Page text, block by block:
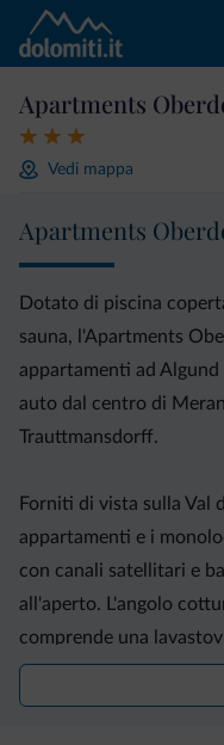
Apartments
Vedi mappa
Apartments
Dotato di piscina
sauna, l'Apartments
appartamenti ad
auto dal centro di
Trauttmansdorff.
Forniti di vista sulla Val
appartamenti e i
con canali satellitari e
all'aperto. L'angolo
comprende una
Gli autobus per la